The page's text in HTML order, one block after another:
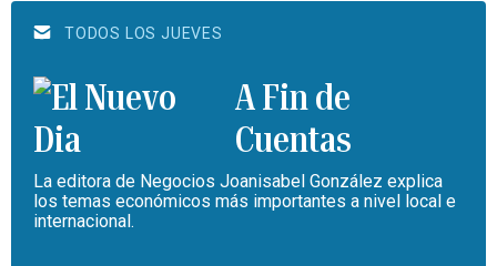
TODOS LOS JUEVES
A Fin de
Cuentas
La editora de Negocios Joanisabel González explica
los temas económicos más importantes a nivel local e
internacional.